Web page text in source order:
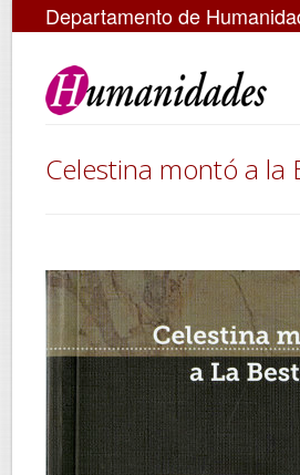
Departamento de
Celestina montó a la